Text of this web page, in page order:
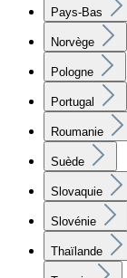
Pays-Bas
Norvège
Pologne
Portugal
Roumanie
Suède
Slovaquie
Slovénie
Thaïlande